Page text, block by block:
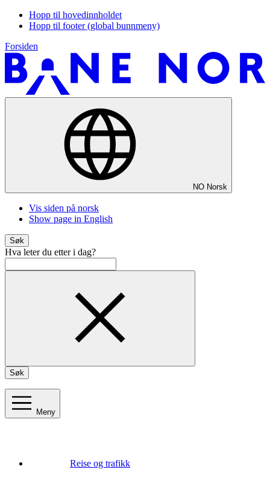
Hopp til hovedinnholdet
Hopp til footer (global bunnmeny)
Forsiden
NO Norsk
Vis siden på norsk
Show page in English
Søk
Hva leter du etter i dag?
Søk
Meny
Reise og trafikk